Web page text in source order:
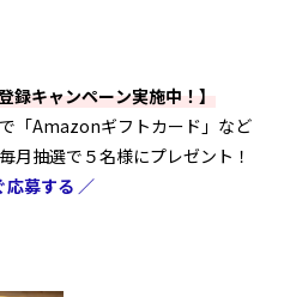
録キャンペーン実施中！】
「Amazonギフトカード」など
月抽選で５名様にプレゼント！
応募する ／